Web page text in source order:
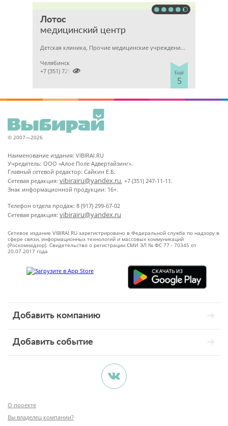
Лотос
медицинский центр
Детская клиника, Прочие медицинские учреждения, Гинекология
Ещё
5
Челябинск

+7 (351) 7298929
© 2007—2026
Наименование издания: VIBIRAI.RU
Учредитель: ООО «Алое Поле Адвертайзинг».
Главный сетевой редактор: Сайкин Е.Б.
Сетевая редакция: vibirairu@yandex.ru, +7 (351) 247-11-11.
Знак информационной продукции: 16+.
Телефон отдела продаж: 8 (917) 299-67-02
Сетевая редакция: vibirairu@yandex.ru
Сетевое издание VIBIRAI.RU зарегистрировано в Федеральной службе по надзору в
сфере связи, информационных технологий и массовых коммуникаций
(Роскомнадзор). Свидетельство о регистрации СМИ ЭЛ № ФС 77 - 70345 от
20.07.2017 года
Добавить компанию
Добавить событие
О проекте
Вы владелец компании?